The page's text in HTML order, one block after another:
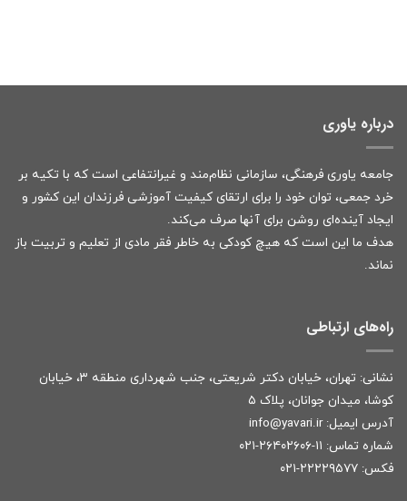
درباره یاوری
جامعه یاوری فرهنگی، سازمانی نظام‌مند و غیرانتفاعی است که با تکیه بر
خرد جمعی، توان خود را برای ارتقای کیفیت آموزشی فرزندان این کشور و
ایجاد آینده‌ای روشن برای آنها صرف می‌کند.
هدف ما این است که هیچ کودکی به خاطر فقر مادی از تعلیم و تربیت باز
نماند.
راه‌های ارتباطی
نشانی: تهران، خیابان دکتر شریعتی، جنب شهرداری منطقه ۳، خیابان
کوشا، میدان جوانان، پلاک ۵
آدرس ایمیل: info@yavari.ir
شماره تماس: ۱۱-۲۶۴۰۲۶۰۶-۰۲۱
فکس: ۲۲۲۲۹۵۷۷-۰۲۱